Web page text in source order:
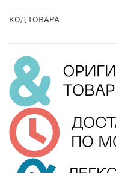
КОД ТОВАРА